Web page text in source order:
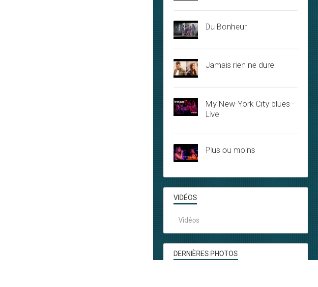
Du Bonheur
Jamais rien ne dure
My New-York City blues -
Live
Plus ou moins
VIDÉOS
Vidéos
DERNIÈRES PHOTOS